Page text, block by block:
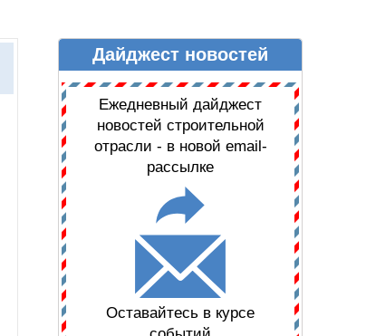
ДАЙДЖЕСТ НОВОСТЕЙДайджест новостей
Ежедневный дайджест
новостей строительной
отрасли - в новой email-
рассылке
Оставайтесь в курсе